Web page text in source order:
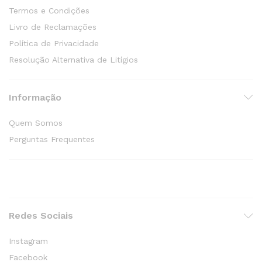
Termos e Condições
Livro de Reclamações
Política de Privacidade
Resolução Alternativa de Litígios
Informação
Quem Somos
Perguntas Frequentes
Redes Sociais
Instagram
Facebook